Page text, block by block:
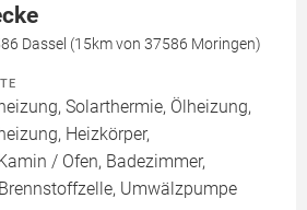
Dassel (15km von 37586 Moringen)
Solarthermie, Ölheizung,
Heizkörper,
/ Ofen, Badezimmer,
Umwälzpumpe